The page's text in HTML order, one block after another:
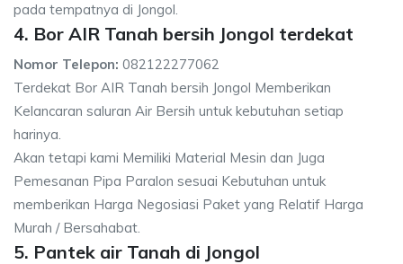
pada tempatnya di Jongol.
4. Bor AIR Tanah bersih Jongol terdekat
Nomor Telepon: 082122277062
Terdekat Bor AIR Tanah bersih Jongol Memberikan
Kelancaran saluran Air Bersih untuk kebutuhan setiap
harinya.
Akan tetapi kami Memiliki Material Mesin dan Juga
Pemesanan Pipa Paralon sesuai Kebutuhan untuk
memberikan Harga Negosiasi Paket yang Relatif Harga
Murah / Bersahabat.
5. Pantek air Tanah di Jongol